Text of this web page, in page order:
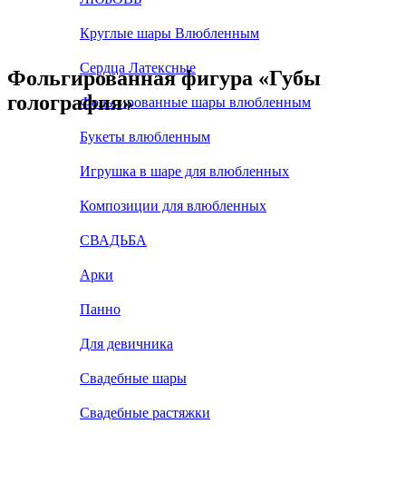
Круглые шары Влюбленным
Сердца Латексные
Фольгированные шары влюбленным
Букеты влюбленным
Игрушка в шаре для влюбленных
Композиции для влюбленных
СВАДЬБА
Арки
Панно
Для девичника
Свадебные шары
Свадебные растяжки
Фольгированная фигура «Губы
голография»